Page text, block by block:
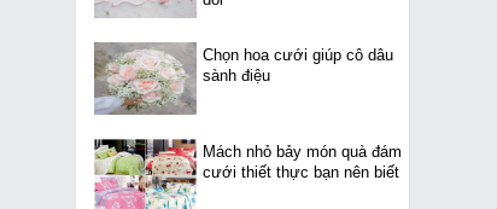
Chọn hoa cưới giúp cô dâu
sành điệu
Mách nhỏ bảy món quà đám
cưới thiết thực bạn nên biết